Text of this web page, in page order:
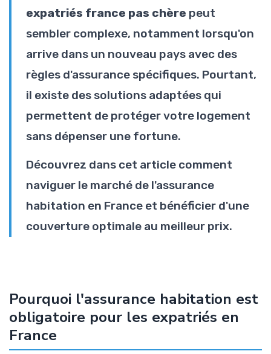
expatriés france pas chère peut
sembler complexe, notamment lorsqu'on
arrive dans un nouveau pays avec des
règles d'assurance spécifiques. Pourtant,
il existe des solutions adaptées qui
permettent de protéger votre logement
sans dépenser une fortune.
Découvrez dans cet article comment
naviguer le marché de l'assurance
habitation en France et bénéficier d'une
couverture optimale au meilleur prix.
Pourquoi l'assurance habitation est
obligatoire pour les expatriés en
France